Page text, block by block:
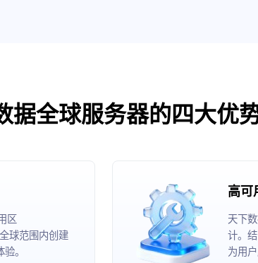
据全球服务器的四大优
区
球范围内创建
。
高可
天下
计。
为用